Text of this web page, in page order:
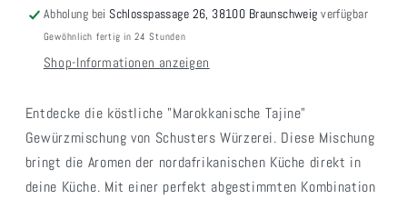
Abholung beiSchlosspassage 26, 38100 Braunschweig verfügbar
Gewöhnlich fertig in 24 Stunden
Shop-Informationen anzeigen
Entdecke die köstliche "Marokkanische Tajine"
Gewürzmischung von Schusters Würzerei. Diese Mischung
bringt die Aromen der nordafrikanischen Küche direkt in
deine Küche. Mit einer perfekt abgestimmten Kombination